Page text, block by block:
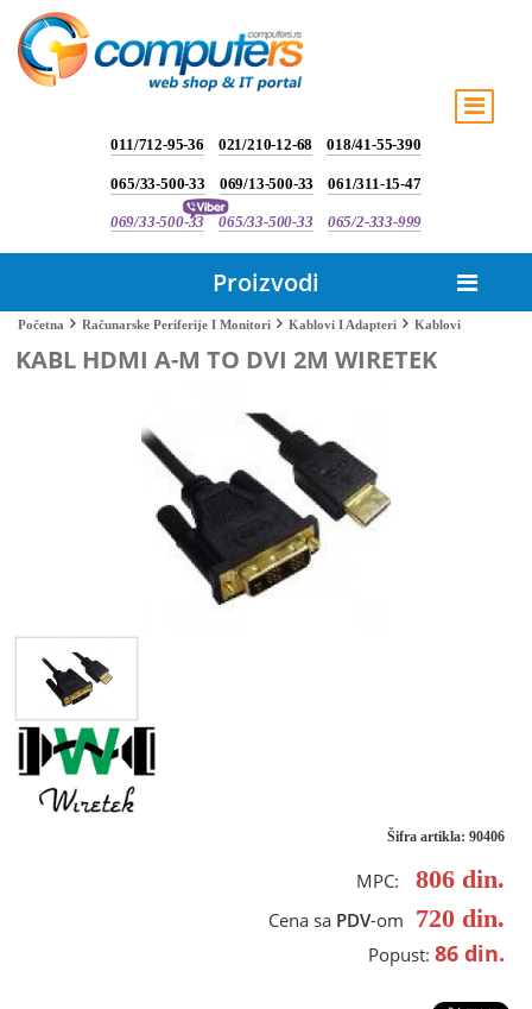
011/712-95-36 021/210-12-68 018/41-55-390
065/33-500-33 069/13-500-33 061/311-15-47
069/33-500-33 065/33-500-33 065/2-333-999
Proizvodi
Početna Računarske Periferije I Monitori Kablovi I Adapteri Kablovi
KABL HDMI A-M TO DVI 2M WIRETEK
Šifra artikla: 90406
MPC: 806 din.
Cena sa PDV-om 720 din.
Popust: 86 din.